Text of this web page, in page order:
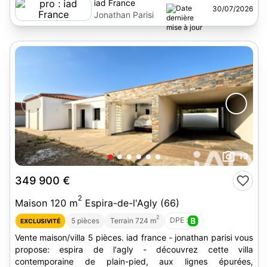
iad France
Jonathan Parisi
30/07/2026
13
349 900 €
Maison 120 m2 Espira-de-l'Agly (66)
EXCLUSIVITÉ 5 pièces Terrain 724 m2 DPE : B
Vente maison/villa 5 pièces. iad france - jonathan parisi vous
propose: espira de l'agly - découvrez cette villa
contemporaine de plain-pied, aux lignes épurées,